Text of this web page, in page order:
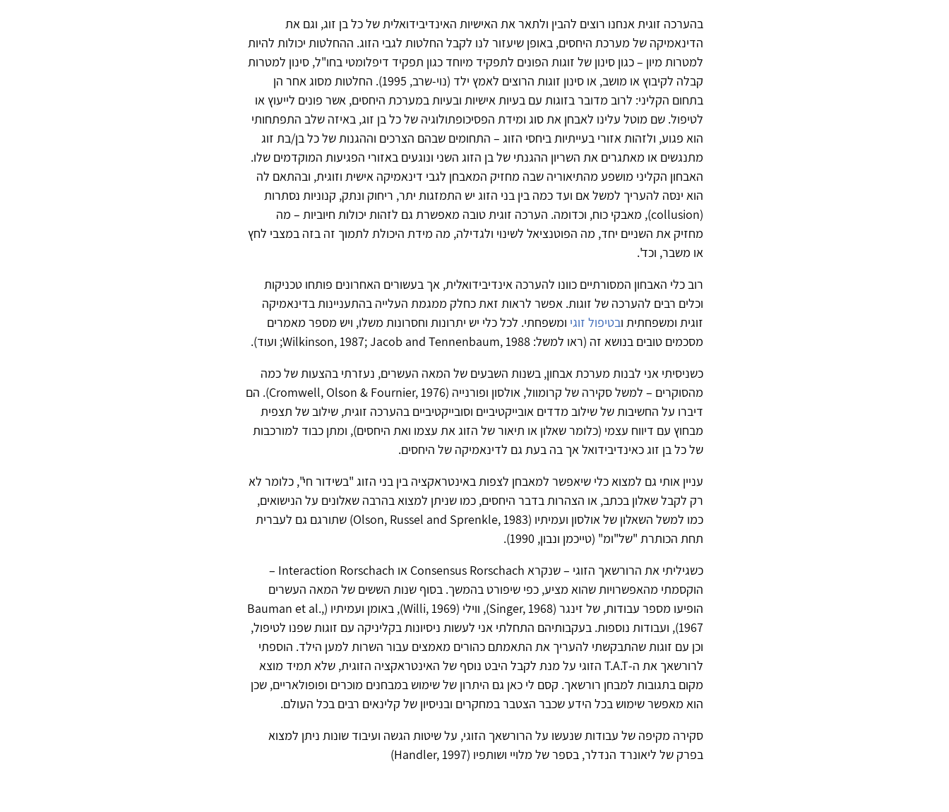
בהערכה זוגית אנחנו רוצים להבין ולתאר את האישיות האינדיבידואלית של כל בן זוג, וגם את
הדינאמיקה של מערכת היחסים, באופן שיעזור לנו לקבל החלטות לגבי הזוג. ההחלטות יכולות להיות
למטרות מיון – כגון סינון של זוגות הפונים לתפקיד מיוחד כגון תפקיד דיפלומטי בחו"ל, סינון למטרות
קבלה לקיבוץ או מושב, או סינון זוגות הרוצים לאמץ ילד (נוי-שרב, 1995). החלטות מסוג אחר הן
בתחום הקליני: לרוב מדובר בזוגות עם בעיות אישיות ובעיות במערכת היחסים, אשר פונים לייעוץ או
לטיפול. שם מוטל עלינו לאבחן את סוג ומידת הפסיכופתולוגיה של כל בן זוג, באיזה שלב התפתחותי
הוא פגוע, ולזהות אזורי בעייתיות ביחסי הזוג – התחומים שבהם הצרכים וההגנות של כל בן/בת זוג
מתנגשים או מאתגרים את השריון ההגנתי של בן הזוג השני ונוגעים באזורי הפגיעות המוקדמים שלו.
האבחון הקליני מושפע מהתיאוריה שבה מחזיק המאבחן לגבי דינאמיקה אישית וזוגית, ובהתאם לה
הוא ינסה להעריך למשל אם ועד כמה בין בני הזוג יש התמזגות יתר, ריחוק ונתק, קנוניות נסתרות
(collusion), מאבקי כוח, וכדומה. הערכה זוגית טובה מאפשרת גם לזהות יכולות חיוביות – מה
מחזיק את השניים יחד, מה הפוטנציאל לשינוי ולגדילה, מה מידת היכולת לתמוך זה בזה במצבי לחץ
או משבר, וכד'.
רוב כלי האבחון המסורתיים כוונו להערכה אינדיבידואלית, אך בעשורים האחרונים פותחו טכניקות
וכלים רבים להערכה של זוגות. אפשר לראות זאת כחלק ממגמת העלייה בהתעניינות בדינאמיקה
זוגית ומשפחתית ובטיפול זוגי ומשפחתי. לכל כלי יש יתרונות וחסרונות משלו, ויש מספר מאמרים
מסכמים טובים בנושא זה (ראו למשל: Wilkinson, 1987; Jacob and Tennenbaum, 1988; ועוד).
כשניסיתי אני לבנות מערכת אבחון, בשנות השבעים של המאה העשרים, נעזרתי בהצעות של כמה
מהסוקרים – למשל סקירה של קרומוול, אולסון ופורנייה (Cromwell, Olson & Fournier, 1976). הם
דיברו על החשיבות של שילוב מדדים אובייקטיביים וסובייקטיביים בהערכה זוגית, שילוב של תצפית
מבחוץ עם דיווח עצמי (כלומר שאלון או תיאור של הזוג את עצמו ואת היחסים), ומתן כבוד למורכבות
של כל בן זוג כאינדיבידואל אך בה בעת גם לדינאמיקה של היחסים.
עניין אותי גם למצוא כלי שיאפשר למאבחן לצפות באינטראקציה בין בני הזוג "בשידור חי", כלומר לא
רק לקבל שאלון בכתב, או הצהרות בדבר היחסים, כמו שניתן למצוא בהרבה שאלונים על הנישואים,
כמו למשל השאלון של אולסון ועמיתיו (Olson, Russel and Sprenkle, 1983) שתורגם גם לעברית
תחת הכותרת "של"ומ" (טייכמן ונבון, 1990).
כשגיליתי את הרורשאך הזוגי – שנקרא Consensus Rorschach או Interaction Rorschach –
הוקסמתי מהאפשרויות שהוא מציע, כפי שיפורט בהמשך. בסוף שנות הששים של המאה העשרים
הופיעו מספר עבודות, של זינגר (Singer, 1968), ווילי (Willi, 1969), באומן ועמיתיו (Bauman et al.,
1967), ועבודות נוספות. בעקבותיהם התחלתי אני לעשות ניסיונות בקליניקה עם זוגות שפנו לטיפול,
וכן עם זוגות שהתבקשתי להעריך את התאמתם כהורים מאמצים עבור השרות למען הילד. הוספתי
לרורשאך את ה-T.A.T הזוגי על מנת לקבל היבט נוסף של האינטראקציה הזוגית, שלא תמיד מוצא
מקום בתגובות למבחן רורשאך. קסם לי כאן גם היתרון של שימוש במבחנים מוכרים ופופולאריים, שכן
הוא מאפשר שימוש בכל הידע שכבר הצטבר במחקרים ובניסיון של קלינאים רבים בכל העולם.
סקירה מקיפה של עבודות שנעשו על הרורשאך הזוגי, על שיטות הגשה ועיבוד שונות ניתן למצוא
בפרק של ליאונרד הנדלר, בספר של מלויי ושותפיו (Handler, 1997)